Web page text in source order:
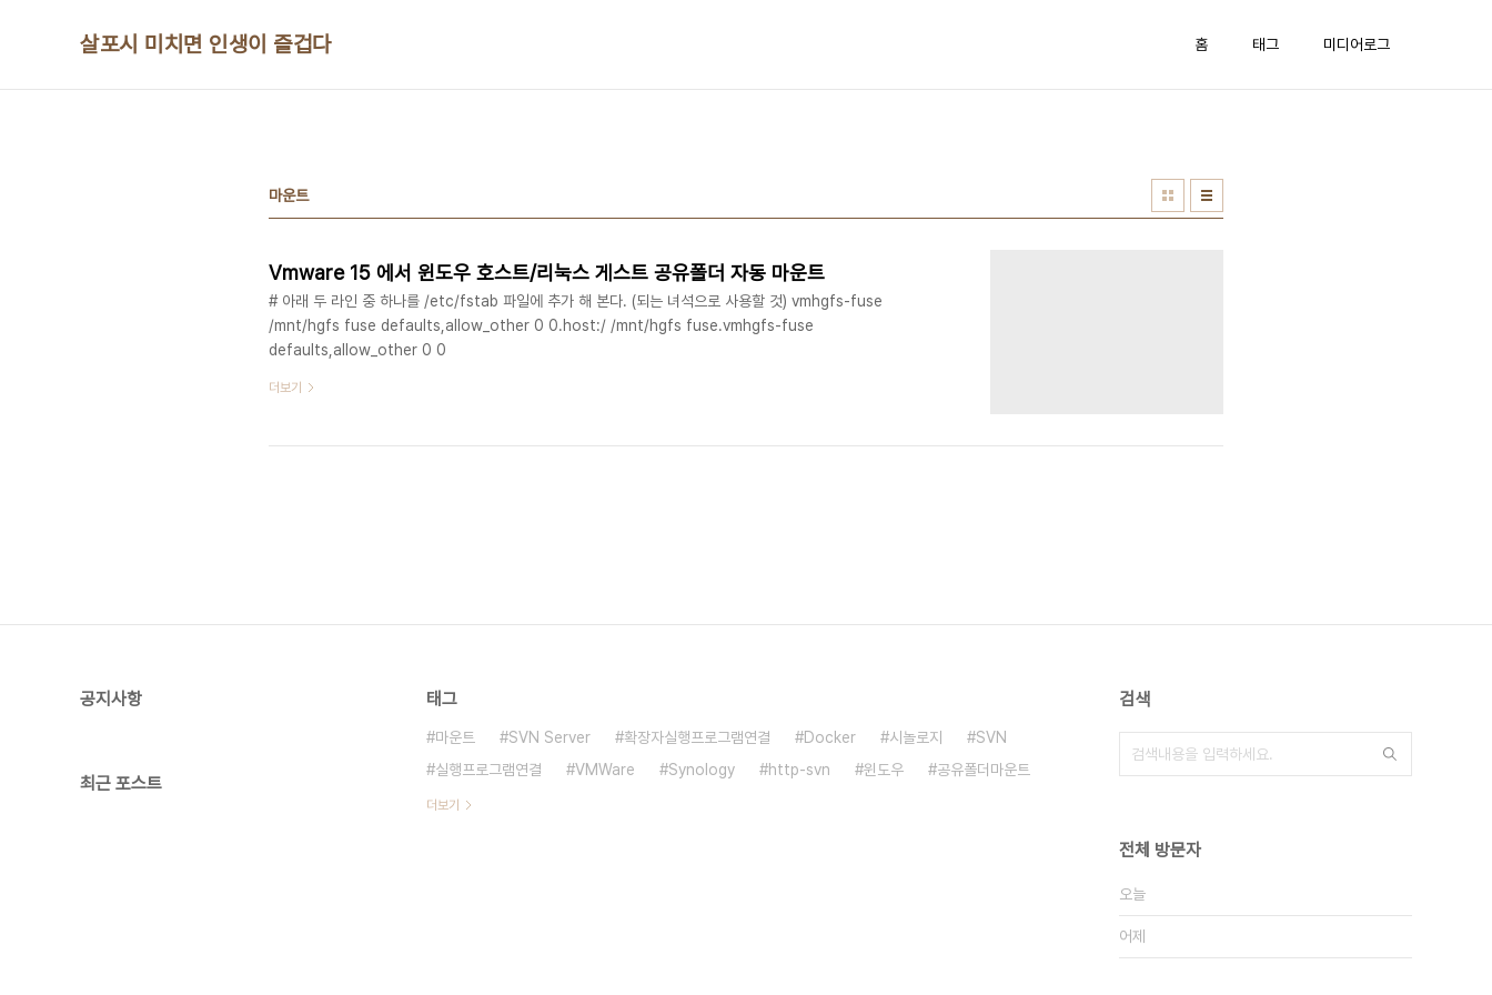
살포시 미치면 인생이 즐겁다 홈 태그 미디어로그
마운트
Vmware 15 에서 윈도우 호스트/리눅스 게스트 공유폴더 자동 마운트
# 아래 두 라인 중 하나를 /etc/fstab 파일에 추가 해 본다. (되는 녀석으로 사용할 것) vmhgfs-fuse
/mnt/hgfs fuse defaults,allow_other 0 0.host:/ /mnt/hgfs fuse.vmhgfs-fuse
defaults,allow_other 0 0
더보기
공지사항
최근 포스트
태그
마운트 SVN Server 확장자실행프로그램연결 Docker 시놀로지
SVN
실행프로그램연결
VMWare Synology http-svn 윈도우 공유폴더마운트
더보기
검색
전체 방문자
오늘
어제